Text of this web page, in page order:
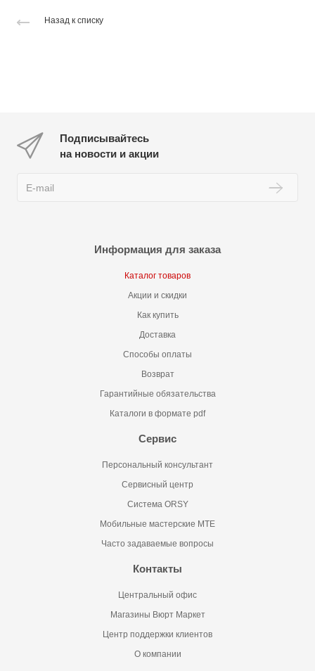
Назад к списку
Подписывайтесь
на новости и акции
Информация для заказа
Каталог товаров
Акции и скидки
Как купить
Доставка
Способы оплаты
Возврат
Гарантийные обязательства
Каталоги в формате pdf
Сервис
Персональный консультант
Сервисный центр
Система ORSY
Мобильные мастерские MTE
Часто задаваемые вопросы
Контакты
Центральный офис
Магазины Вюрт Маркет
Центр поддержки клиентов
О компании